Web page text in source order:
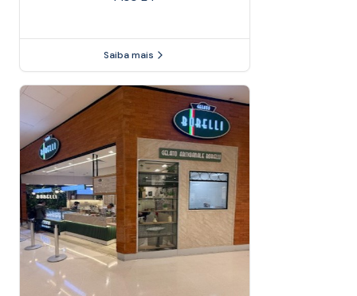
Saiba mais